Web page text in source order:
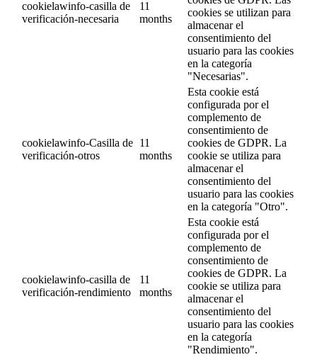
cookielawinfo-casilla de
verificación-necesaria
11
months
cookies se utilizan para
almacenar el
consentimiento del
usuario para las cookies
en la categoría
"Necesarias".
cookielawinfo-Casilla de
verificación-otros
11
months
Esta cookie está
configurada por el
complemento de
consentimiento de
cookies de GDPR. La
cookie se utiliza para
almacenar el
consentimiento del
usuario para las cookies
en la categoría "Otro".
cookielawinfo-casilla de
verificación-rendimiento
11
months
Esta cookie está
configurada por el
complemento de
consentimiento de
cookies de GDPR. La
cookie se utiliza para
almacenar el
consentimiento del
usuario para las cookies
en la categoría
"Rendimiento".